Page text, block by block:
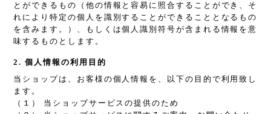
とができるもの（他の情報と容易に照合することができ、そ
れにより特定の個人を識別することができることとなるもの
を含みます。）、もしくは個人識別符号が含まれる情報を意
味するものとします。
2. 個人情報の利用目的
当ショップは、お客様の個人情報を、以下の目的で利用致し
ます。
（１） 当ショップサービスの提供のため